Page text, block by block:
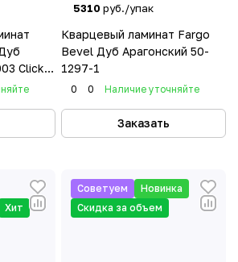
Click
5310 руб./упак
Кварцевый ламинат Fargo
Bevel Дуб Арагонский 50-
1297-1
0 0 Наличие уточняйте
Заказать
Хит
Советуем
Новинка
Скидка за объем